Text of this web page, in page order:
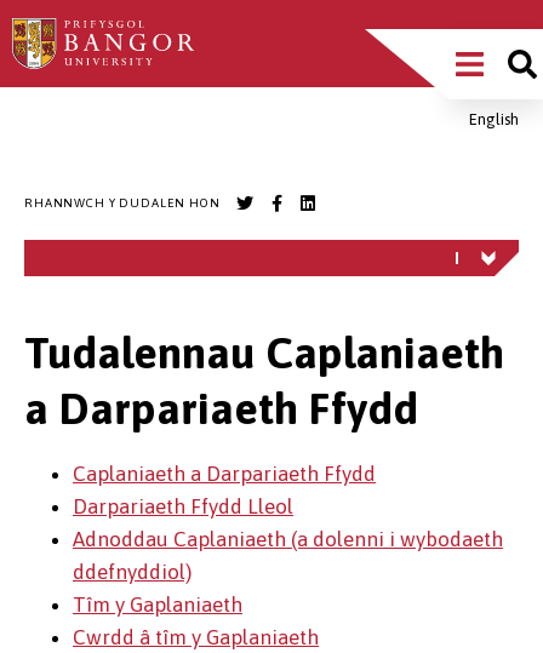
Sgipiwch
i’r
Main
MenuEnglish
RHANNWCH Y DUDALEN HON
Tudalennau Caplaniaeth
a Darpariaeth Ffydd
Caplaniaeth a Darpariaeth Ffydd
Darpariaeth Ffydd Lleol
Adnoddau Caplaniaeth (a dolenni i wybodaeth
ddefnyddiol)
Tîm y Gaplaniaeth
Cwrdd â tîm y Gaplaniaeth